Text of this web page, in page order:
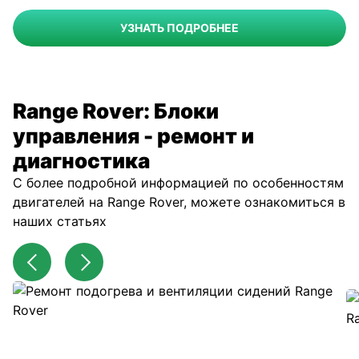
УЗНАТЬ ПОДРОБНЕЕ
Range Rover: Блоки
управления - ремонт и
диагностика
С более подробной информацией по особенностям
двигателей на Range Rover, можете ознакомиться в
наших статьях